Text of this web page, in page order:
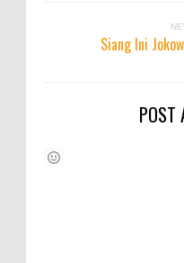
Siang Ini
POST